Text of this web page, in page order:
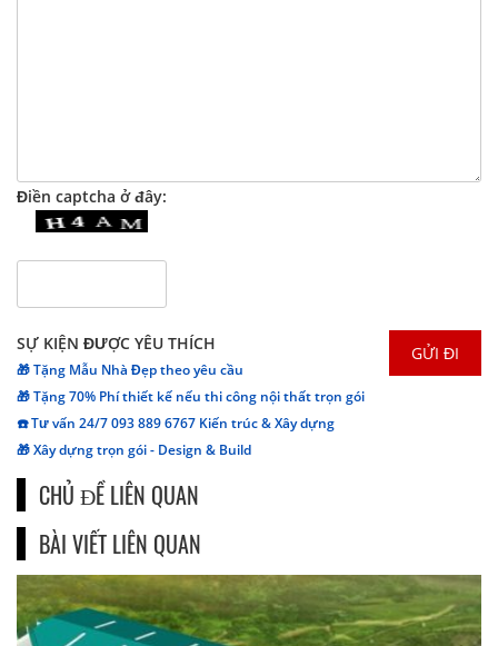
Điền captcha ở đây:
SỰ KIỆN ĐƯỢC YÊU THÍCH
🎁 Tặng Mẫu Nhà Đẹp theo yêu cầu
🎁 Tặng 70% Phí thiết kế nếu thi công nội thất trọn gói
☎️ Tư vấn 24/7 093 889 6767 Kiến trúc & Xây dựng
🎁 Xây dựng trọn gói - Design & Build
CHỦ ĐỀ LIÊN QUAN
BÀI VIẾT LIÊN QUAN